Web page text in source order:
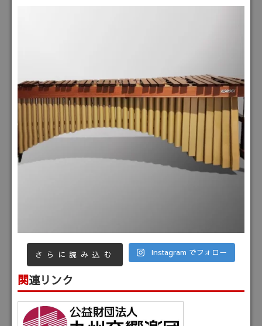
さらに読み込む Instagram でフォロー
関連リンク